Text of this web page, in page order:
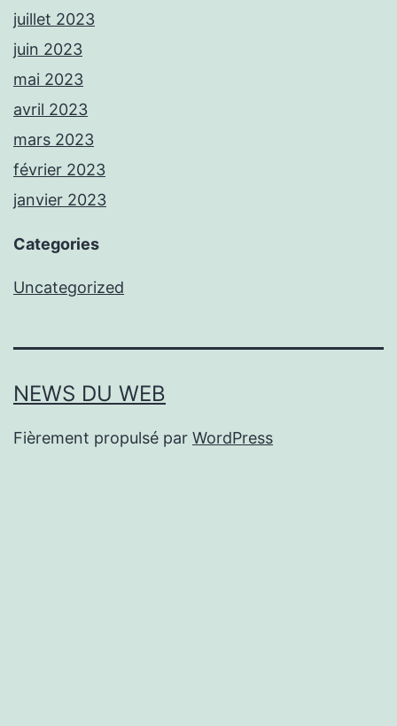
juillet 2023
juin 2023
mai 2023
avril 2023
mars 2023
février 2023
janvier 2023
Categories
Uncategorized
NEWS DU WEB
Fièrement propulsé par WordPress